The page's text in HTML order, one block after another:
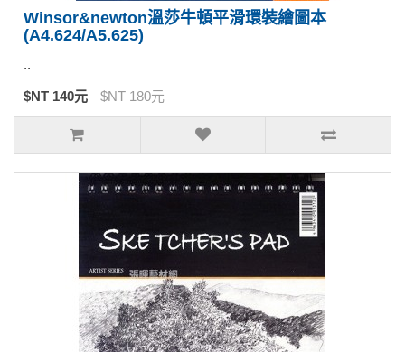
Winsor&newton溫莎牛頓平滑環裝繪圖本
(A4.624/A5.625)
..
$NT 140元 $NT 180元